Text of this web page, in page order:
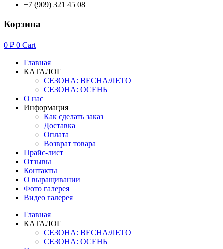
+7 (909) 321 45 08
Корзина
0 ₽ 0 Cart
Главная
КАТАЛОГ
СЕЗОНА: ВЕСНА/ЛЕТО
СЕЗОНА: ОСЕНЬ
О нас
Информация
Как сделать заказ
Доставка
Оплата
Возврат товара
Прайс-лист
Отзывы
Контакты
О выращивании
Фото галерея
Видео галерея
Главная
КАТАЛОГ
СЕЗОНА: ВЕСНА/ЛЕТО
СЕЗОНА: ОСЕНЬ